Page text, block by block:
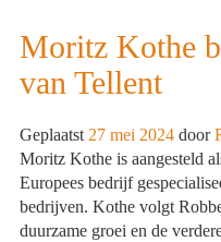
Moritz Kothe
van Tellent
Geplaatst 27 mei 2024 door
Moritz Kothe is aangesteld
Europees bedrijf
bedrijven. Kothe volgt
duurzame groei en de